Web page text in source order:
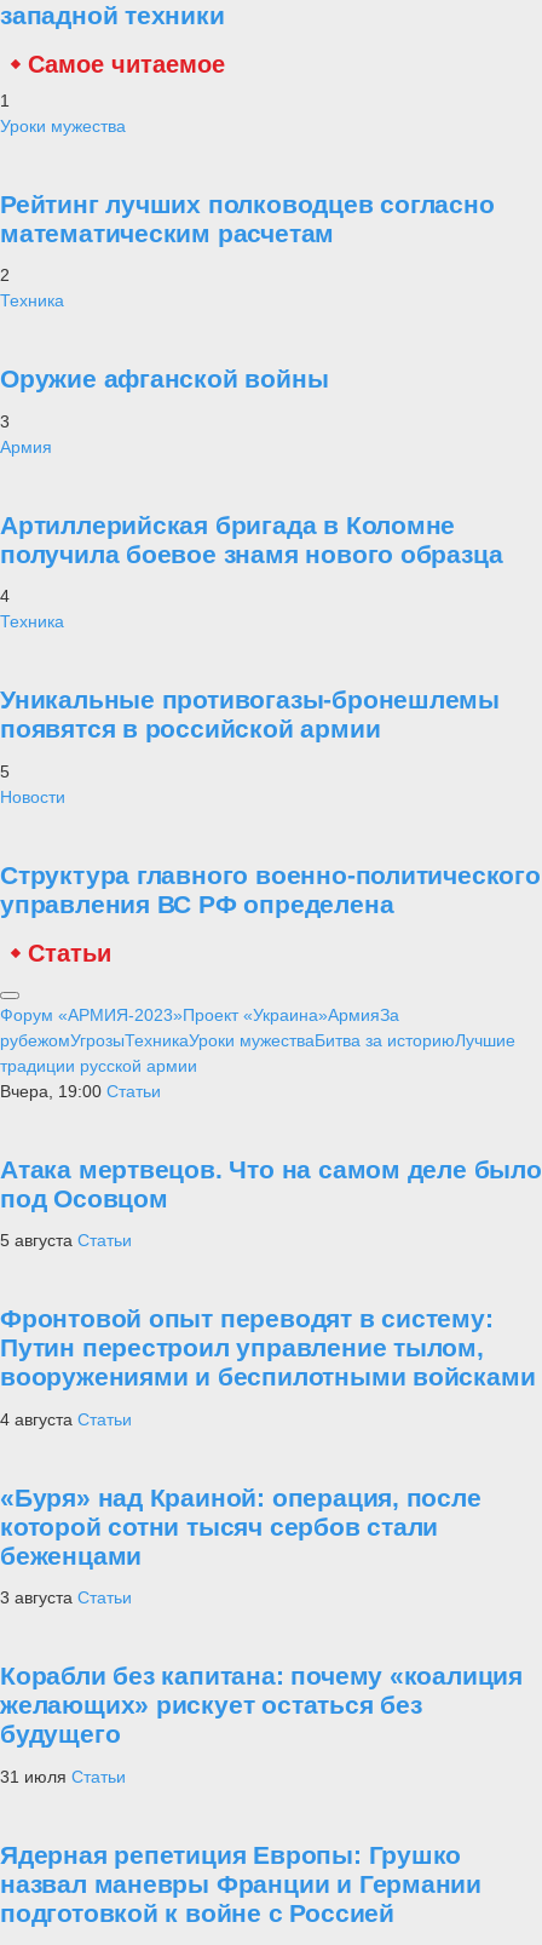
западной техники
Самое читаемое
1
Уроки мужества
Рейтинг лучших полководцев согласно
математическим расчетам
2
Техника
Оружие афганской войны
3
Армия
Артиллерийская бригада в Коломне
получила боевое знамя нового образца
4
Техника
Уникальные противогазы-бронешлемы
появятся в российской армии
5
Новости
Структура главного военно-политического
управления ВС РФ определена
Статьи
Форум «АРМИЯ-2023»Проект «Украина»АрмияЗа
рубежомУгрозыТехникаУроки мужестваБитва за историюЛучшие
традиции русской армии
Вчера, 19:00 Статьи
Атака мертвецов. Что на самом деле было
под Осовцом
5 августа Статьи
Фронтовой опыт переводят в систему:
Путин перестроил управление тылом,
вооружениями и беспилотными войсками
4 августа Статьи
«Буря» над Краиной: операция, после
которой сотни тысяч сербов стали
беженцами
3 августа Статьи
Корабли без капитана: почему «коалиция
желающих» рискует остаться без
будущего
31 июля Статьи
Ядерная репетиция Европы: Грушко
назвал маневры Франции и Германии
подготовкой к войне с Россией